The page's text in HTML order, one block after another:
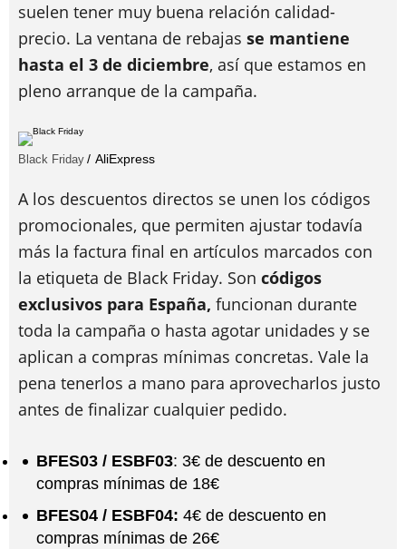
suelen tener muy buena relación calidad-
precio. La ventana de rebajas se mantiene
hasta el 3 de diciembre, así que estamos en
pleno arranque de la campaña.
Black Friday AliExpress
A los descuentos directos se unen los códigos
promocionales, que permiten ajustar todavía
más la factura final en artículos marcados con
la etiqueta de Black Friday. Son códigos
exclusivos para España, funcionan durante
toda la campaña o hasta agotar unidades y se
aplican a compras mínimas concretas. Vale la
pena tenerlos a mano para aprovecharlos justo
antes de finalizar cualquier pedido.
BFES03 / ESBF03: 3€ de descuento en
compras mínimas de 18€
BFES04 / ESBF04: 4€ de descuento en
compras mínimas de 26€